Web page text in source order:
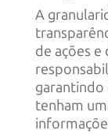
A
de ações e
garantindo
tenham